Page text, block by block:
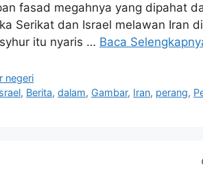
fasad megahnya yang dipahat
Serikat dan Israel melawan Iran
itu nyaris … Baca
negeri
, Berita,dalam, Gambar, Iran, perang,